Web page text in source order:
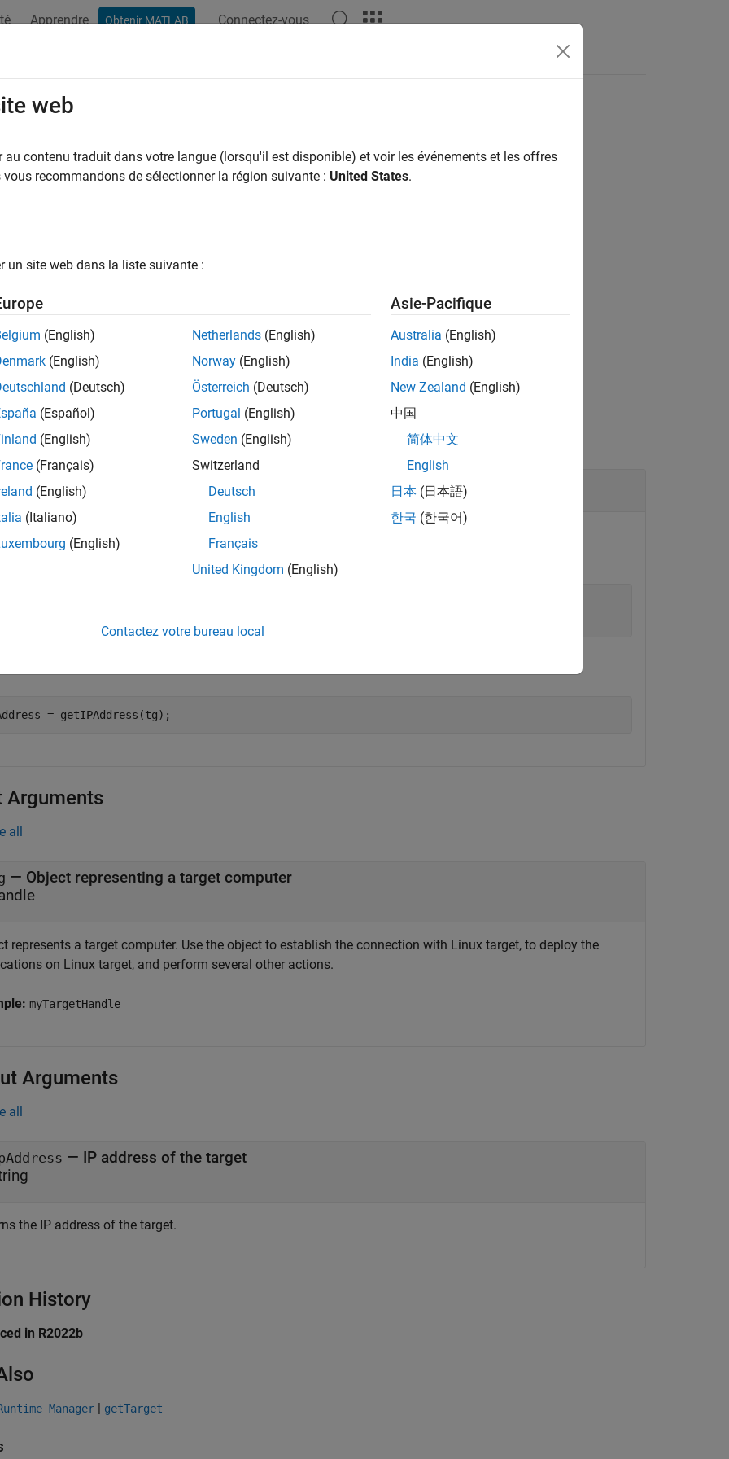
Apprendre Obtenir MATLAB Connectez-vous
of target computer
= getIPAddress(tg)
returns the IP address of the target.
all
the IP address of the target
a target object and add a target with name and password
= getIPAddress(tg);
Arguments
all
— Object representing a target computer
represents a target computer. Use the object to establish the connection with Linux target, to deploy the
on Linux target, and perform several other actions.
myTargetHandle
Arguments
all
— IP address of the target
the IP address of the target.
History
in R2022b
Manager | getTarget
web
au contenu traduit dans votre langue (lorsqu'il est disponible) et voir les événements et les offres
vous recommandons de sélectionner la région suivante : United States.
un site web dans la liste suivante :
(English)
(English)
(Deutsch)
(Español)
(English)
(Français)
(English)
(Italiano)
(English)
Netherlands (English)
Norway (English)
Österreich (Deutsch)
Portugal (English)
Sweden (English)
Switzerland
Deutsch
English
Français
United Kingdom (English)
Asie-Pacifique
Australia (English)
India (English)
New Zealand (English)
中国
简体中文
English
日本 (日本語)
한국 (한국어)
Contactez votre bureau local